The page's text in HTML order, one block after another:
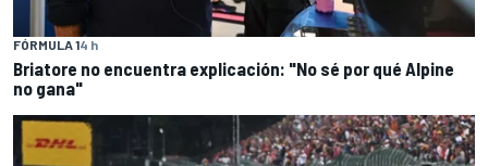
FÓRMULA 14 h
Briatore no encuentra explicación: "No sé por qué Alpine
no gana"